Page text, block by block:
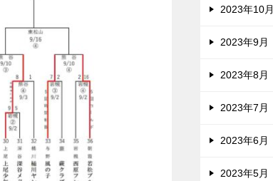
2023年10月
2023年9月
2023年8月
2023年7月
2023年6月
2023年5月